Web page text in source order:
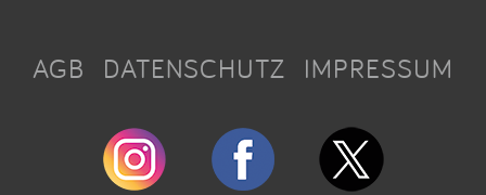
AGB DATENSCHUTZ IMPRESSUM